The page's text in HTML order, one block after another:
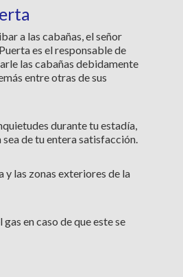
a las cabañas, el señor
es el responsable de
las cabañas debidamente
entre otras de sus
durante tu estadía,
sea de tu entera satisfacción.
y las zonas exteriores de la
en caso de que este se